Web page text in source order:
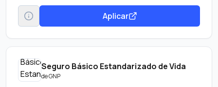
Aplicar
Seguro Básico Estandarizado de Vida
deGNP